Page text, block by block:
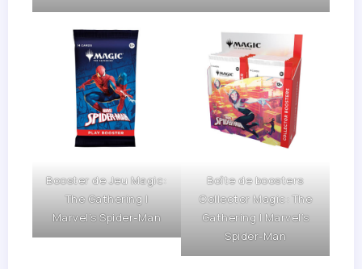
Booster de Jeu Magic:
The Gathering |
Marvel’s Spider-Man
Boîte de boosters
Collector Magic: The
Gathering | Marvel’s
Spider-Man